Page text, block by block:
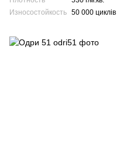
Износостойкость 50 000 циклів